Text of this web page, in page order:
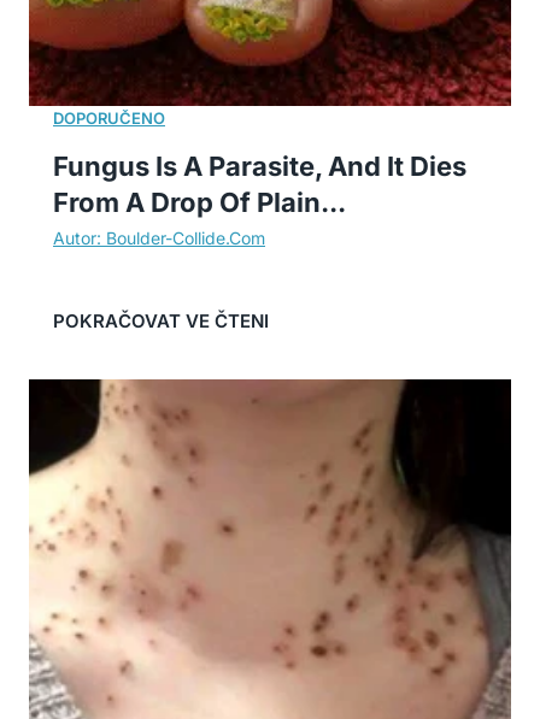
Fungus Is A Parasite, And It Dies
From A Drop Of Plain...